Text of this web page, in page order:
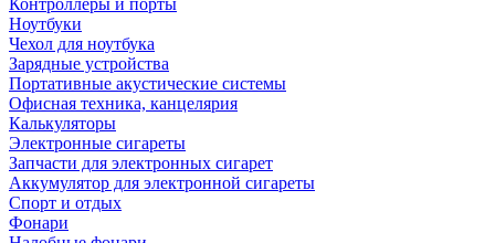
Контроллеры и порты
Ноутбуки
Чехол для ноутбука
Зарядные устройства
Портативные акустические системы
Офисная техника, канцелярия
Калькуляторы
Электронные сигареты
Запчасти для электронных сигарет
Аккумулятор для электронной сигареты
Спорт и отдых
Фонари